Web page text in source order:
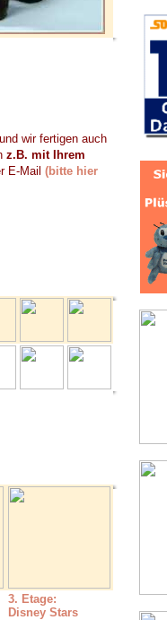
wir fertigen auch
z.B. mit Ihrem
E-Mail (bitte hier
3. Etage:
Disney Stars